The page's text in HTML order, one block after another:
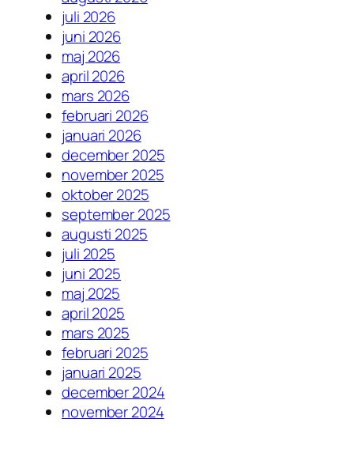
juli 2026
juni 2026
maj 2026
april 2026
mars 2026
februari 2026
januari 2026
december 2025
november 2025
oktober 2025
september 2025
augusti 2025
juli 2025
juni 2025
maj 2025
april 2025
mars 2025
februari 2025
januari 2025
december 2024
november 2024